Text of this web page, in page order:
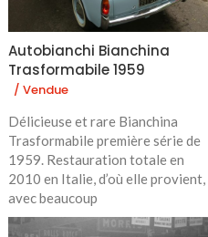
Autobianchi Bianchina
Trasformabile 1959
/ Vendue
Délicieuse et rare Bianchina
Trasformabile première série de
1959. Restauration totale en
2010 en Italie, d’où elle provient,
avec beaucoup